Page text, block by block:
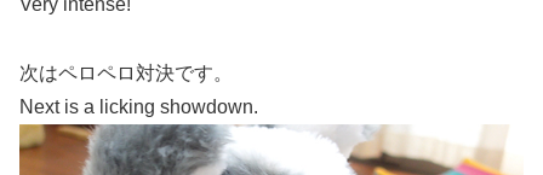
Very intense!
次はペロペロ対決です。
Next is a licking showdown.